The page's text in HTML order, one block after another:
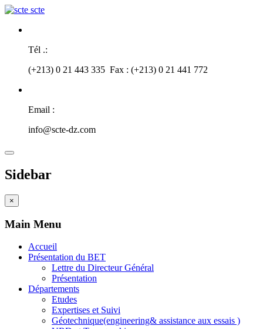
scte
Tél .:
(+213) 0 21 443 335 Fax : (+213) 0 21 441 772
Email :
info@scte-dz.com
Sidebar
×
Main Menu
Accueil
Présentation du BET
Lettre du Directeur Général
Présentation
Départements
Etudes
Expertises et Suivi
Géotechnique(engineering& assistance aux essais )